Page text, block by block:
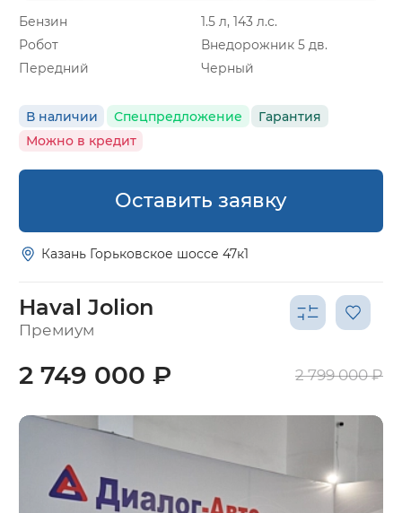
Бензин
1.5 л, 143 л.с.
Робот
Внедорожник 5 дв.
Передний
Черный
В наличии Спецпредложение
Гарантия
Можно в кредит
Оставить заявку
Казань Горьковское шоссе 47к1
Haval Jolion
Премиум
2 749 000 ₽ 2 799 000 ₽